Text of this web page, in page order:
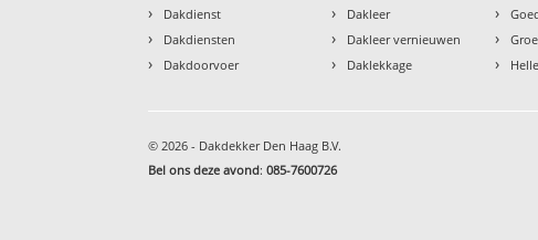
› Dakdienst
› Dakdiensten
› Dakdoorvoer
› Dakleer
› Dakleer vernieuwen
› Daklekkage
›
›
›
© 2026 - Dakdekker Den Haag B.V.
Bel ons deze avond:085-7600726